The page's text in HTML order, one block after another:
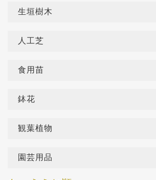
生垣樹木
人工芝
食用苗
鉢花
観葉植物
園芸用品